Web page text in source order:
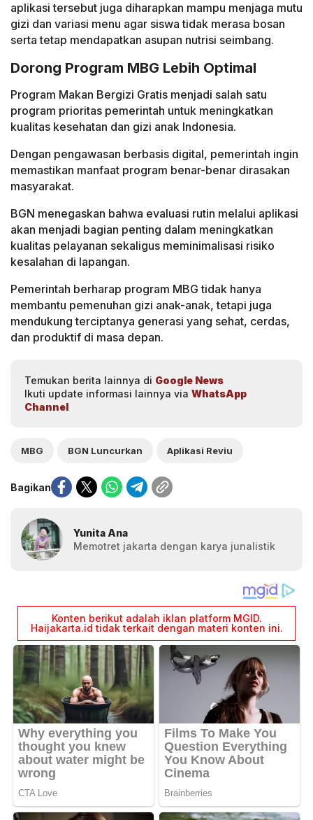
aplikasi tersebut juga diharapkan mampu menjaga mutu
gizi dan variasi menu agar siswa tidak merasa bosan
serta tetap mendapatkan asupan nutrisi seimbang.
Dorong Program MBG Lebih Optimal
Program Makan Bergizi Gratis menjadi salah satu
program prioritas pemerintah untuk meningkatkan
kualitas kesehatan dan gizi anak Indonesia.
Dengan pengawasan berbasis digital, pemerintah ingin
memastikan manfaat program benar-benar dirasakan
masyarakat.
BGN menegaskan bahwa evaluasi rutin melalui aplikasi
akan menjadi bagian penting dalam meningkatkan
kualitas pelayanan sekaligus meminimalisasi risiko
kesalahan di lapangan.
Pemerintah berharap program MBG tidak hanya
membantu pemenuhan gizi anak-anak, tetapi juga
mendukung terciptanya generasi yang sehat, cerdas,
dan produktif di masa depan.
Temukan berita lainnya di Google News
Ikuti update informasi lainnya via WhatsApp
Channel
MBG BGN Luncurkan Aplikasi Reviu
Bagikan
Yunita Ana
Memotret jakarta dengan karya junalistik